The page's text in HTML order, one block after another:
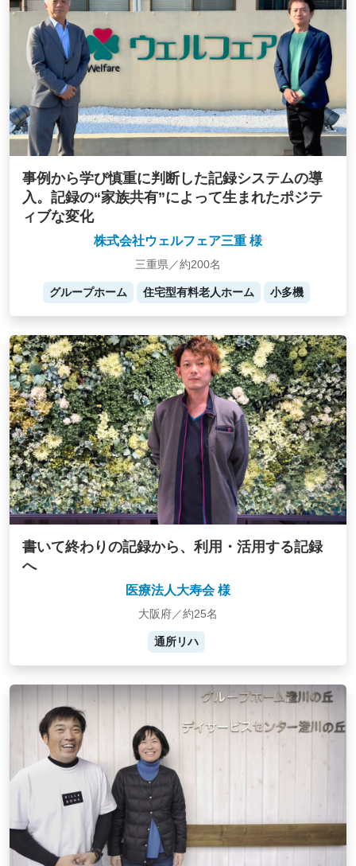
事例から学び慎重に判断した記録システムの導
入。記録の“家族共有”によって生まれたポジテ
ィブな変化
株式会社ウェルフェア三重 様
三重県／約200名
グループホーム 住宅型有料老人ホーム 小多機
書いて終わりの記録から、利用・活用する記録
へ
医療法人大寿会 様
大阪府／約25名
通所リハ